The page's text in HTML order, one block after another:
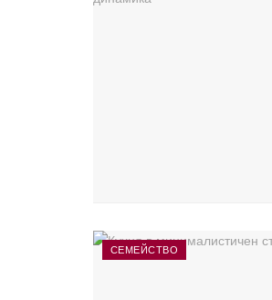
СЕМЕЙСТВО